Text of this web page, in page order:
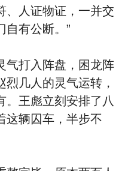
、人证物证，一并交
自有公断。”
气打入阵盘，困龙阵
几人的灵气运转，
。王彪立刻安排了八
这辆囚车，半步不